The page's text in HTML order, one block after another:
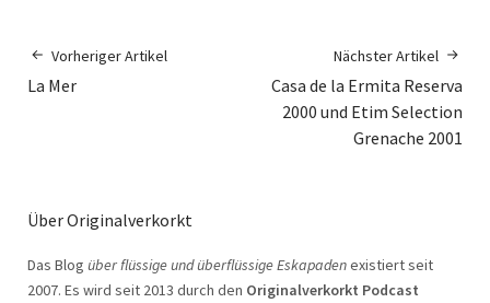
Vorheriger Artikel
La Mer
Nächster Artikel
Casa de la Ermita Reserva
2000 und Etim Selection
Grenache 2001
Über Originalverkorkt
Das Blog über flüssige und überflüssige Eskapadenexistiert seit
2007. Es wird seit 2013 durch den Originalverkorkt Podcast